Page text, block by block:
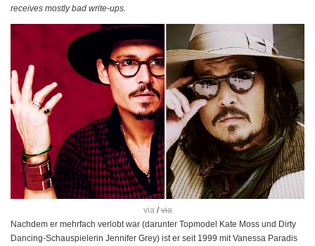
receives mostly bad write-ups.
via/via
Nachdem er mehrfach verlobt war (darunter Topmodel Kate Moss und Dirty
Dancing-Schauspielerin Jennifer Grey) ist er seit 1999 mit Vanessa Paradis